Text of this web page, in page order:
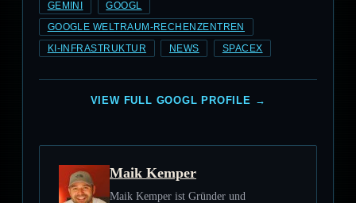
GEMINI GOOGL
GOOGLE WELTRAUM-RECHENZENTREN
KI-INFRASTRUKTUR NEWS SPACEX
VIEW FULL GOOGL PROFILE →
Maik Kemper
Maik Kemper ist Gründer und